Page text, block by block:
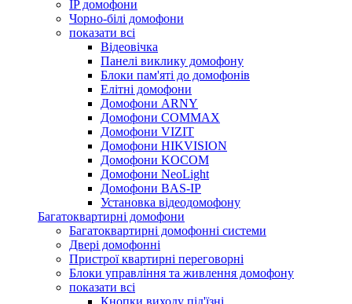
IP домофони
Чорно-білі домофони
показати всі
Відеовічка
Панелі виклику домофону
Блоки пам'яті до домофонів
Елітні домофони
Домофони ARNY
Домофони COMMAX
Домофони VIZIT
Домофони HIKVISION
Домофони KOCOM
Домофони NeoLight
Домофони BAS-IP
Установка відеодомофону
Багатоквартирні домофони
Багатоквартирні домофонні системи
Двері домофонні
Пристрої квартирні переговорні
Блоки управління та живлення домофону
показати всі
Кнопки виходу під'їзні